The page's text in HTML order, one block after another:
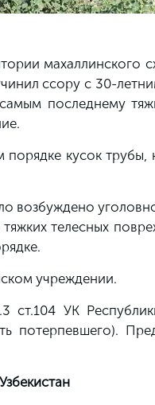
махаллинского
ссору с 30-
последнему
порядке кусок
возбуждено
телесных
учреждении.
УК
потерпевшего).